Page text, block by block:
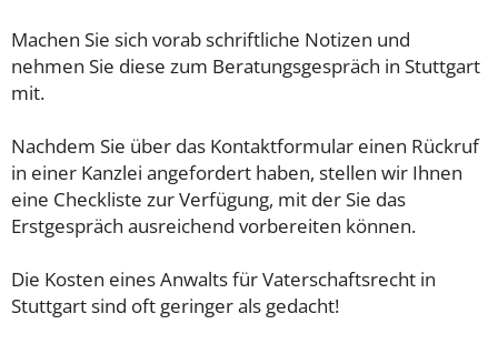
Machen Sie sich vorab schriftliche Notizen und
nehmen Sie diese zum Beratungsgespräch in Stuttgart
mit.
Nachdem Sie über das Kontaktformular einen Rückruf
in einer Kanzlei angefordert haben, stellen wir Ihnen
eine Checkliste zur Verfügung, mit der Sie das
Erstgespräch ausreichend vorbereiten können.
Die Kosten eines Anwalts für Vaterschaftsrecht in
Stuttgart sind oft geringer als gedacht!